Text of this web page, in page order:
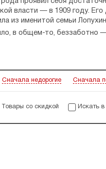
власти — в 1909 году.
из именитой семьи
в общем-то, беззаботно —
желание стать
действуют Высшие
Голицыных в 20-30
легко — он с
получилось — пришлось
он трудился в
Сначала недорогие Сначала
Товары со скидкой Искать в